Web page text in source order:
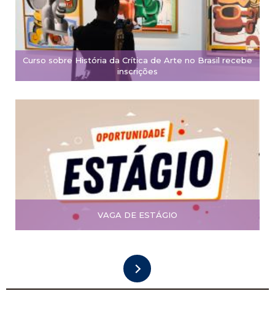
Curso sobre História da Crítica de Arte no Brasil recebe
inscrições
VAGA DE ESTÁGIO